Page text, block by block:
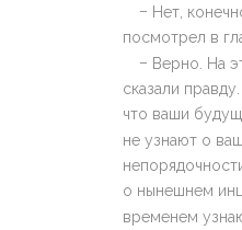
– Нет,
посмотрел в
– Верно. На
сказали
что ваши
не узнают о
о нынешнем
временем